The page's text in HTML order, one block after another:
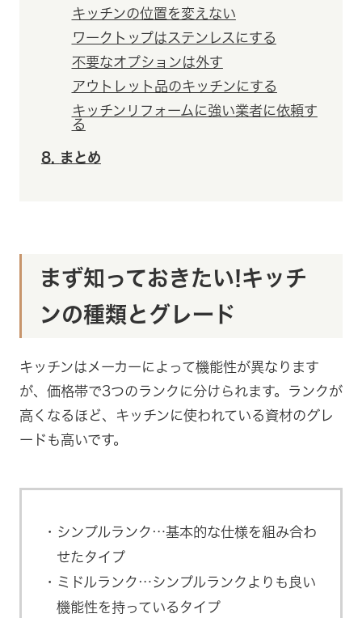
キッチンの位置を変えない
ワークトップはステンレスにする
不要なオプションは外す
アウトレット品のキッチンにする
キッチンリフォームに強い業者に依頼す
る
8 まとめ
まず知っておきたい!キッチ
ンの種類とグレード
キッチンはメーカーによって機能性が異なります
が、価格帯で3つのランクに分けられます。ランクが
高くなるほど、キッチンに使われている資材のグレ
ードも高いです。
シンプルランク…基本的な仕様を組み合わ
せたタイプ
ミドルランク…シンプルランクよりも良い
機能性を持っているタイプ